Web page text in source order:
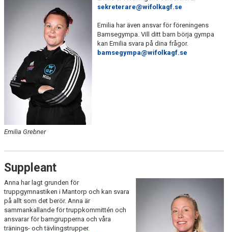
Emilia Grebner
sekreterare@wifolkagf.se
Emilia har även ansvar för föreningens
Bamsegympa. Vill ditt barn börja gympa
kan Emilia svara på dina frågor.
bamsegympa@wifolkagf.se
Suppleant
Anna har lagt grunden för
truppgymnastiken i Mantorp och kan svara
på allt som det berör. Anna är
sammankallande för truppkommittén och
ansvarar för barngrupperna och våra
tränings- och tävlingstrupper.